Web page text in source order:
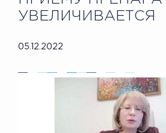
УВЕЛИЧИВАЕТСЯ
05.12.2022